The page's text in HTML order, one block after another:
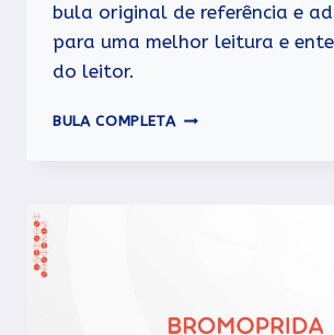
bula original de referência e
para uma melhor leitura e
do leitor.
BULA COMPLETA DIVENA